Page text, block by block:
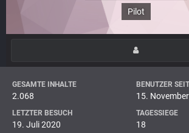
Pilot
GESAMTE INHALTE
2.068
BENUTZER SEIT
15.
LETZTER BESUCH
19. Juli 2020
TAGESSIEGE
18